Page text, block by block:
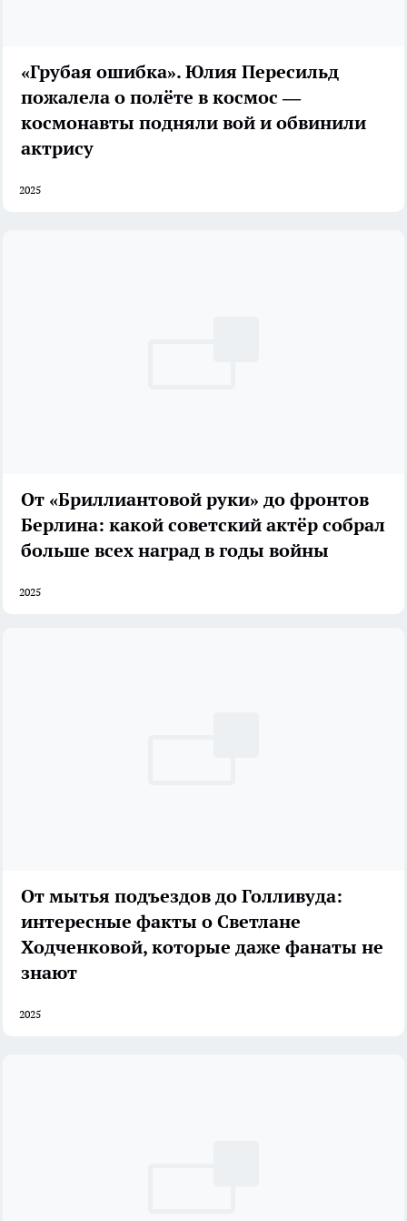
«Грубая ошибка». Юлия Пересильд
пожалела о полёте в космос —
космонавты подняли вой и обвинили
актрису
2025
От «Бриллиантовой руки» до фронтов
Берлина: какой советский актёр собрал
больше всех наград в годы войны
2025
От мытья подъездов до Голливуда:
интересные факты о Светлане
Ходченковой, которые даже фанаты не
знают
2025